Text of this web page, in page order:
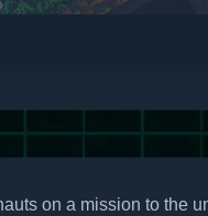
on a mission to the